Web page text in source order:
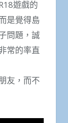
遊戲的
是覺得島
問題，誠
常的率直
友，而不